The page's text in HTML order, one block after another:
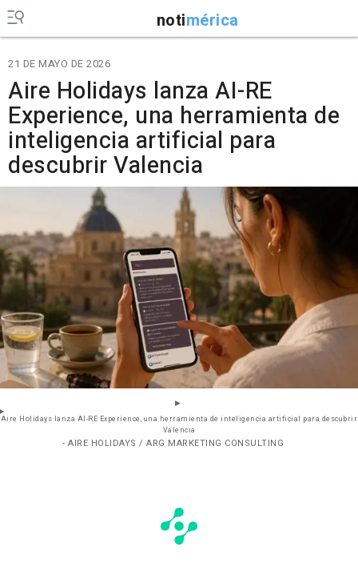
notimérica
21 DE MAYO DE 2026
Aire Holidays lanza AI-RE
Experience, una herramienta de
inteligencia artificial para
descubrir Valencia
Aire Holidays lanza AI-RE Experience, una herramienta de inteligencia artificial para descubrir
Valencia
- AIRE HOLIDAYS / ARG MARKETING CONSULTING